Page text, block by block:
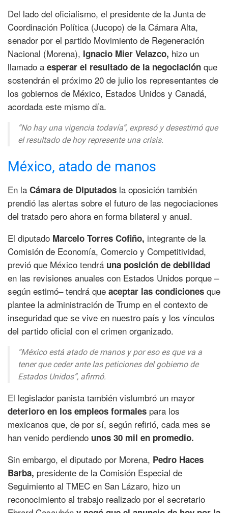
Del lado del oficialismo, el presidente de la Junta de
Coordinación Política (Jucopo) de la Cámara Alta,
senador por el partido Movimiento de Regeneración
Nacional (Morena), Ignacio Mier Velazco, hizo un
llamado a esperar el resultado de la negociación que
sostendrán el próximo 20 de julio los representantes de
los gobiernos de México, Estados Unidos y Canadá,
acordada este mismo día.
“No hay una vigencia todavía”, expresó y desestimó que
el resultado de hoy represente una crisis.
México, atado de manos
En la Cámara de Diputados la oposición también
prendió las alertas sobre el futuro de las negociaciones
del tratado pero ahora en forma bilateral y anual.
El diputado Marcelo Torres Cofiño, integrante de la
Comisión de Economía, Comercio y Competitividad,
previó que México tendrá una posición de debilidad
en las revisiones anuales con Estados Unidos porque –
según estimó– tendrá que aceptar las condiciones que
plantee la administración de Trump en el contexto de
inseguridad que se vive en nuestro país y los vínculos
del partido oficial con el crimen organizado.
“México está atado de manos y por eso es que va a
tener que ceder ante las peticiones del gobierno de
Estados Unidos”, afirmó.
El legislador panista también vislumbró un mayor
deterioro en los empleos formales para los
mexicanos que, de por sí, según refirió, cada mes se
han venido perdiendo unos 30 mil en promedio.
Sin embargo, el diputado por Morena, Pedro Haces
Barba, presidente de la Comisión Especial de
Seguimiento al TMEC en San Lázaro, hizo un
reconocimiento al trabajo realizado por el secretario